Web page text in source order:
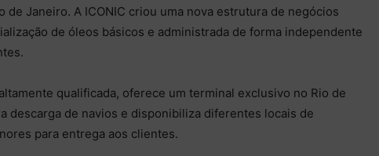
de Janeiro. A ICONIC criou uma nova estrutura de negócios
de óleos básicos e administrada de forma independente
qualificada, oferece um terminal exclusivo no Rio de
descarga de navios e disponibiliza diferentes locais de
para entrega aos clientes.